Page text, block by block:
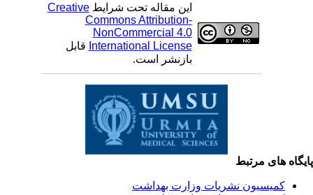
این مقاله تحت شرایطCreative
Commons Attribution-
NonCommercial 4.0
International Licenseقابل
بازنشر است.
های مرتبط
کمیسیون نشریات وزارت بهداشت